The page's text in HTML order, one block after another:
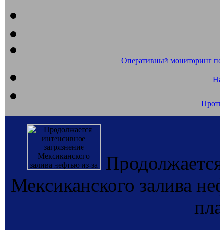
Оперативный мониторинг
Мексиканского залива